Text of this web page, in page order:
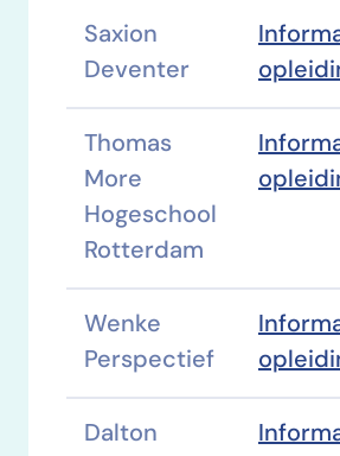
Saxion
Deventer
Thomas
More
Hogeschool
Rotterdam
Wenke
Perspectief
Dalton